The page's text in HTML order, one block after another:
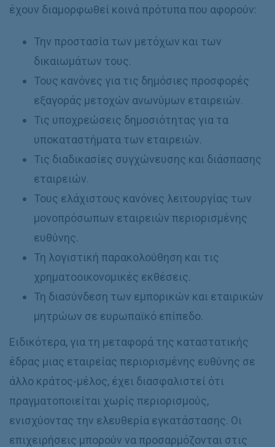
έχουν διαμορφωθεί κοινά πρότυπα που αφορούν:
Την προστασία των μετόχων και των
δικαιωμάτων τους.
Τους κανόνες για τις δημόσιες προσφορές
εξαγοράς μετοχών ανωνύμων εταιρειών.
Τις υποχρεώσεις δημοσιότητας για τα
υποκαταστήματα των εταιρειών.
Τις διαδικασίες συγχώνευσης και διάσπασης
εταιρειών.
Τους ελάχιστους κανόνες λειτουργίας των
μονοπρόσωπων εταιρειών περιορισμένης
ευθύνης.
Τη λογιστική παρακολούθηση και τις
χρηματοοικονομικές εκθέσεις.
Τη διασύνδεση των εμπορικών και εταιρικών
μητρώων σε ευρωπαϊκό επίπεδο.
Ειδικότερα, για τη μεταφορά της καταστατικής
έδρας μιας εταιρείας περιορισμένης ευθύνης σε
άλλο κράτος-μέλος, έχει διασφαλιστεί ότι
πραγματοποιείται χωρίς περιορισμούς,
ενισχύοντας την ελευθερία εγκατάστασης. Οι
επιχειρήσεις μπορούν να προσαρμόζονται στις